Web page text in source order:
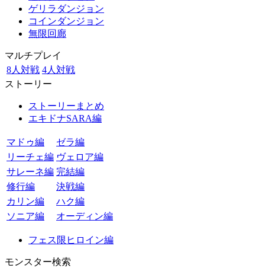
ゲリラダンジョン
コインダンジョン
無限回廊
マルチプレイ
8人対戦 4人対戦
ストーリー
ストーリーまとめ
エキドナSARA編
マドゥ編
ゼラ編
リーチェ編 ヴェロア編
サレーネ編 完結編
修行編
決戦編
カリン編
ハク編
ソニア編
オーディン編
フェス限ヒロイン編
モンスター検索